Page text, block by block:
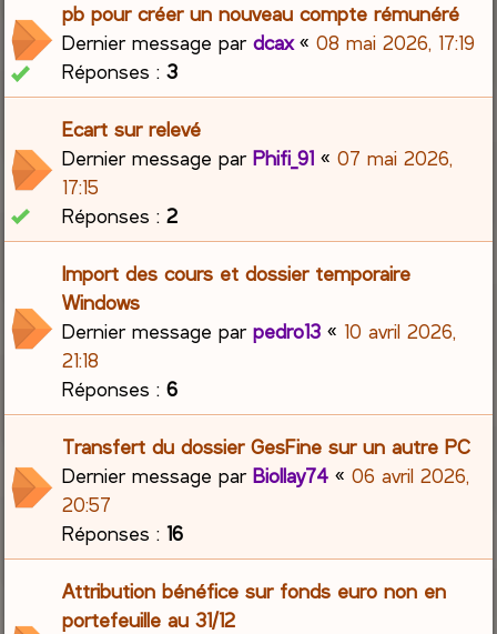
pb pour créer un nouveau compte rémunéré
Dernier message pardcax«08 mai 2026, 17:19
Réponses :3
Ecart sur relevé
Dernier message parPhifi_91 «07 mai 2026,
17:15
Réponses :2
Import des cours et dossier temporaire
Windows
Dernier message parpedro13 « 10 avril 2026,
21:18
Réponses :6
Transfert du dossier GesFine sur un autre PC
Dernier message parBiollay74 «06 avril 2026,
20:57
Réponses :16
Attribution bénéfice sur fonds euro non en
portefeuille au 31/12